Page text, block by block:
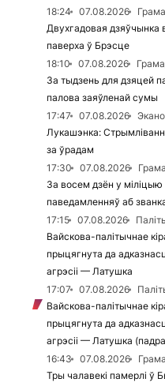
18:24
07.08.2026
Двухгадовая дзяўчынка
паверха ў Брэсце
18:10
07.08.2026
За тыдзень для дзяцей
палова заяўленай сумы
17:47
07.08.2026
Лукашэнка:
за ўрадам
17:30
07.08.2026
За восем дзён у
паведамленняў аб
17:15
07.08.2026
Вайскова-палітычнае
прыцягнута да
агрэсіі — Латушка
17:07
07.08.2026
Вайскова-палітычнае
прыцягнута да
агрэсіі — Латушка
16:43
07.08.2026
Тры чалавекі памерлі ў